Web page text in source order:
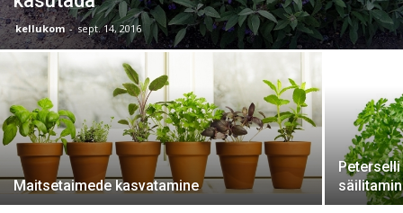
kellukom - sept. 14, 2016
Maitsetaimede kasvatamine